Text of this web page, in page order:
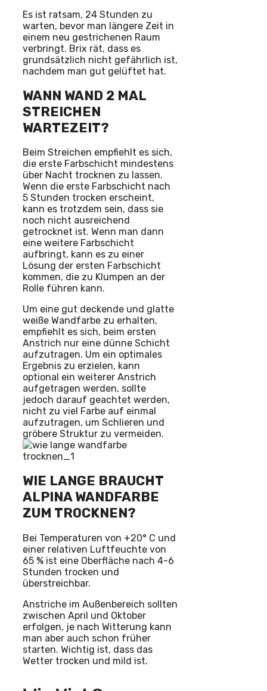
Es ist ratsam, 24 Stunden zu
warten, bevor man längere Zeit in
einem neu gestrichenen Raum
verbringt. Brix rät, dass es
grundsätzlich nicht gefährlich ist,
nachdem man gut gelüftet hat.
WANN WAND 2 MAL
STREICHEN
WARTEZEIT?
Beim Streichen empfiehlt es sich,
die erste Farbschicht mindestens
über Nacht trocknen zu lassen.
Wenn die erste Farbschicht nach
5 Stunden trocken erscheint,
kann es trotzdem sein, dass sie
noch nicht ausreichend
getrocknet ist. Wenn man dann
eine weitere Farbschicht
aufbringt, kann es zu einer
Lösung der ersten Farbschicht
kommen, die zu Klumpen an der
Rolle führen kann.
Um eine gut deckende und glatte
weiße Wandfarbe zu erhalten,
empfiehlt es sich, beim ersten
Anstrich nur eine dünne Schicht
aufzutragen. Um ein optimales
Ergebnis zu erzielen, kann
optional ein weiterer Anstrich
aufgetragen werden, sollte
jedoch darauf geachtet werden,
nicht zu viel Farbe auf einmal
aufzutragen, um Schlieren und
gröbere Struktur zu vermeiden.
WIE LANGE BRAUCHT
ALPINA WANDFARBE
ZUM TROCKNEN?
Bei Temperaturen von +20° C und
einer relativen Luftfeuchte von
65 % ist eine Oberfläche nach 4-6
Stunden trocken und
überstreichbar.
Anstriche im Außenbereich sollten
zwischen April und Oktober
erfolgen, je nach Witterung kann
man aber auch schon früher
starten. Wichtig ist, dass das
Wetter trocken und mild ist.